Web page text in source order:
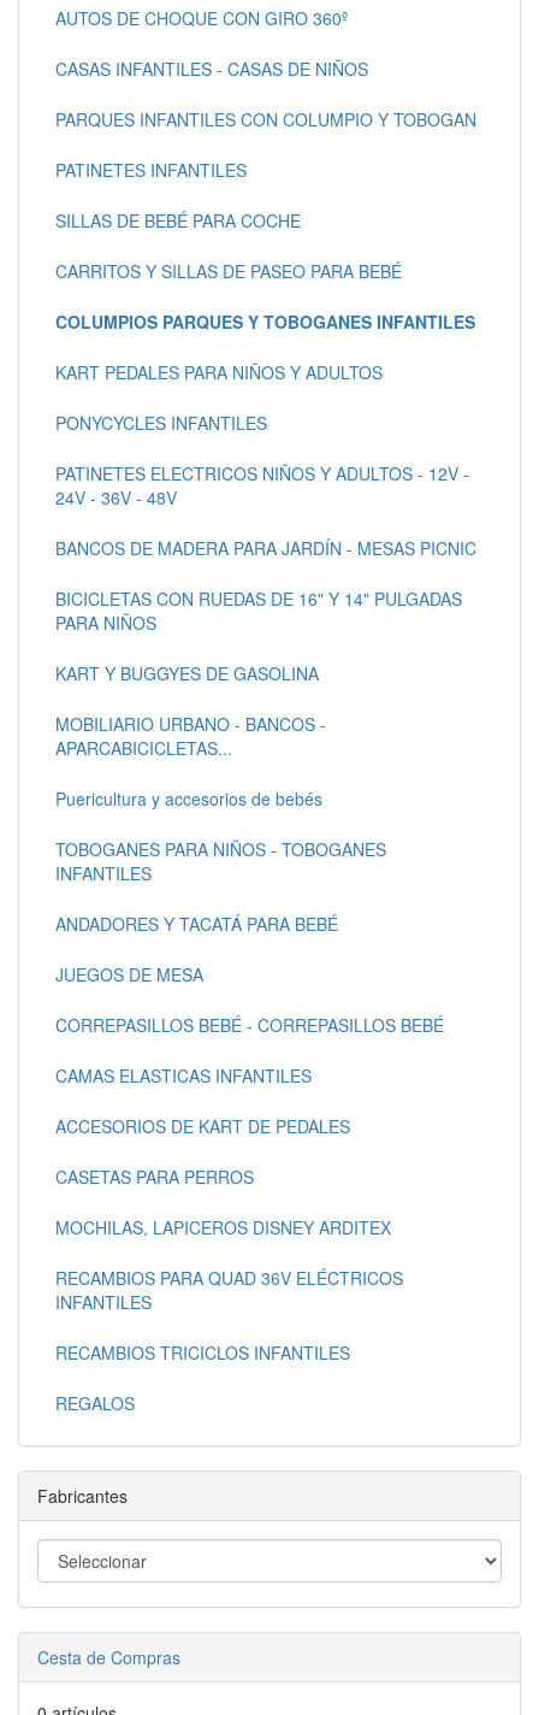
AUTOS DE CHOQUE CON GIRO 360º
CASAS INFANTILES - CASAS DE NIÑOS
PARQUES INFANTILES CON COLUMPIO Y TOBOGAN
PATINETES INFANTILES
SILLAS DE BEBÉ PARA COCHE
CARRITOS Y SILLAS DE PASEO PARA BEBÉ
COLUMPIOS PARQUES Y TOBOGANES INFANTILES
KART PEDALES PARA NIÑOS Y ADULTOS
PONYCYCLES INFANTILES
PATINETES ELECTRICOS NIÑOS Y ADULTOS - 12V -
24V - 36V - 48V
BANCOS DE MADERA PARA JARDÍN - MESAS PICNIC
BICICLETAS CON RUEDAS DE 16" Y 14" PULGADAS
PARA NIÑOS
KART Y BUGGYES DE GASOLINA
MOBILIARIO URBANO - BANCOS -
APARCABICICLETAS...
Puericultura y accesorios de bebés
TOBOGANES PARA NIÑOS - TOBOGANES
INFANTILES
ANDADORES Y TACATÁ PARA BEBÉ
JUEGOS DE MESA
CORREPASILLOS BEBÉ - CORREPASILLOS BEBÉ
CAMAS ELASTICAS INFANTILES
ACCESORIOS DE KART DE PEDALES
CASETAS PARA PERROS
MOCHILAS, LAPICEROS DISNEY ARDITEX
RECAMBIOS PARA QUAD 36V ELÉCTRICOS
INFANTILES
RECAMBIOS TRICICLOS INFANTILES
REGALOS
Fabricantes
Cesta de Compras